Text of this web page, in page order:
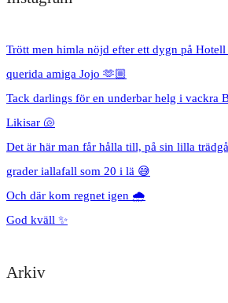
Trött men himla nöjd efter ett dygn på
querida amiga Jojo 🫶🏼
Tack darlings för en underbar helg i vackra
Likisar 🐚
Det är här man får hålla till, på sin lilla
grader iallafall som 20 i lä 😅
Och där kom regnet igen 🌧️
God kväll ✨
Arkiv